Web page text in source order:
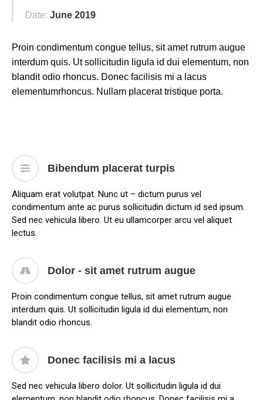
Date: June 2019
Proin condimentum congue tellus, sit amet rutrum augue
interdum quis. Ut sollicitudin ligula id dui elementum, non
blandit odio rhoncus. Donec facilisis mi a lacus
elementumrhoncus. Nullam placerat tristique porta.
Bibendum placerat turpis
Aliquam erat volutpat. Nunc ut – dictum purus vel
condimentum ante ac purus sollicitudin dictum id sed ipsum.
Sed nec vehicula libero. Ut eu ullamcorper arcu vel aliquet
lectus.
Dolor - sit amet rutrum augue
Proin condimentum congue tellus, sit amet rutrum augue
interdum quis. Ut sollicitudin ligula id dui elementum, non
blandit odio rhoncus.
Donec facilisis mi a lacus
Sed nec vehicula libero dolor. Ut sollicitudin ligula id dui